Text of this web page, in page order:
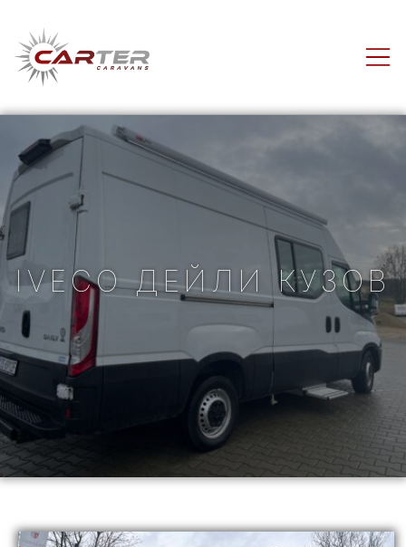
Carter-
Caravans
IVECO ДЕЙЛИ КУЗОВ